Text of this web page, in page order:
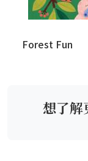
Forest Fun
想了解